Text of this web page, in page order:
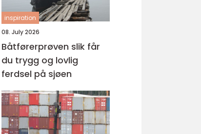
inspiration
08. July 2026
Båtførerprøven slik får
du trygg og lovlig
ferdsel på sjøen